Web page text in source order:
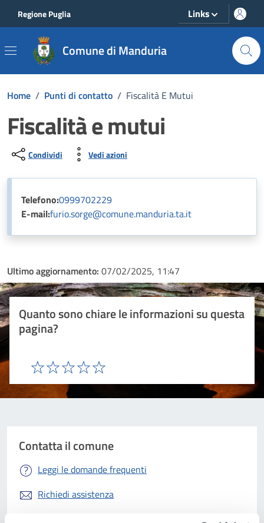
Regione Puglia Links
Comune di Manduria
Home / Punti di contatto / Fiscalità E Mutui
Fiscalità e mutui
Condividi Vedi azioni
Telefono:0999702229
E-mail:furio.sorge@comune.manduria.ta.it
Ultimo aggiornamento: 07/02/2025, 11:47
Quanto sono chiare le informazioni su questa
pagina?
Valuta 5 stelle su 5
Valuta 4 stelle su 5
Valuta 3 stelle su 5
Valuta 2 stelle su 5
Valuta 1 stelle su 5
Contatta il comune
Leggi le domande frequenti
Richiedi assistenza